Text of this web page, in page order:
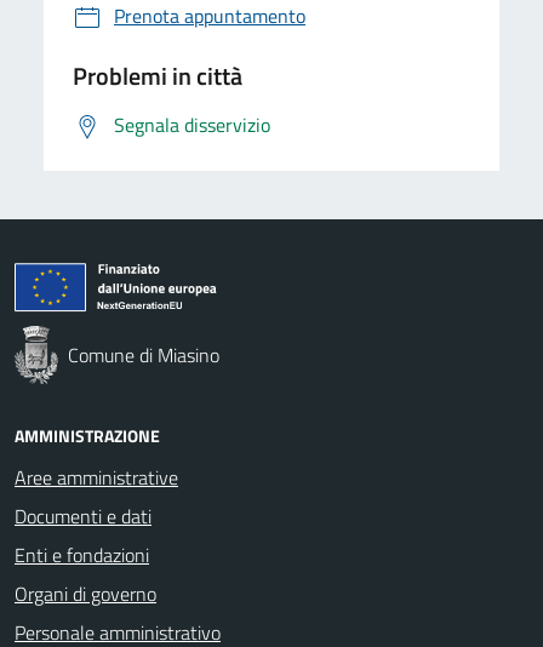
Prenota appuntamento
Problemi in città
Segnala disservizio
Comune di Miasino
AMMINISTRAZIONE
Aree amministrative
Documenti e dati
Enti e fondazioni
Organi di governo
Personale amministrativo